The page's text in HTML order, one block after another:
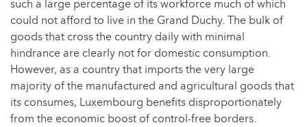
such a large percentage of its workforce much of which
could not afford to live in the Grand Duchy. The bulk of
goods that cross the country daily with minimal
hindrance are clearly not for domestic consumption.
However, as a country that imports the very large
majority of the manufactured and agricultural goods that
its consumes, Luxembourg benefits disproportionately
from the economic boost of control-free borders.